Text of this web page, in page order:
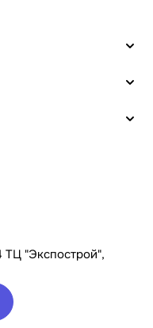
ТЦ "Экспострой",